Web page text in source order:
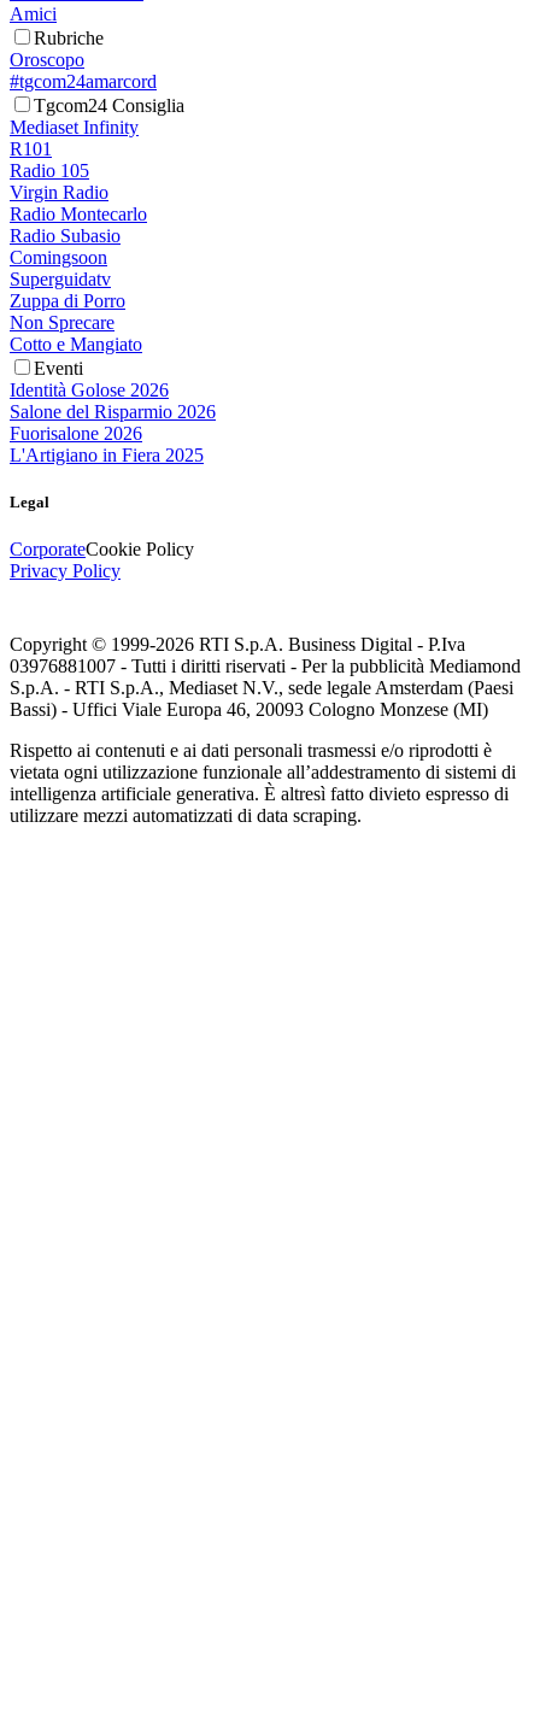
Amici
Rubriche
Oroscopo
#tgcom24amarcord
Tgcom24 Consiglia
Mediaset Infinity
R101
Radio 105
Virgin Radio
Radio Montecarlo
Radio Subasio
Comingsoon
Superguidatv
Zuppa di Porro
Non Sprecare
Cotto e Mangiato
Eventi
Identità Golose 2026
Salone del Risparmio 2026
Fuorisalone 2026
L'Artigiano in Fiera 2025
Legal
CorporateCookie Policy
Privacy Policy
Copyright © 1999-2026 RTI S.p.A. Business Digital - P.Iva
03976881007 - Tutti i diritti riservati - Per la pubblicità Mediamond
S.p.A. - RTI S.p.A., Mediaset N.V., sede legale Amsterdam (Paesi
Bassi) - Uffici Viale Europa 46, 20093 Cologno Monzese (MI)
Rispetto ai contenuti e ai dati personali trasmessi e/o riprodotti è
vietata ogni utilizzazione funzionale all’addestramento di sistemi di
intelligenza artificiale generativa. È altresì fatto divieto espresso di
utilizzare mezzi automatizzati di data scraping.